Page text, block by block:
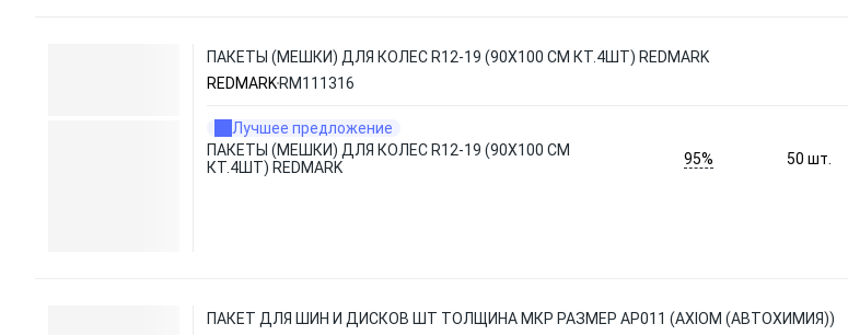
ПАКЕТЫ (МЕШКИ) ДЛЯ КОЛЕС R12-19 (90X100 СМ КТ.4ШТ) REDMARK
REDMARK RM111316
Лучшее предложение
ПАКЕТЫ (МЕШКИ) ДЛЯ КОЛЕС R12-19 (90X100 СМ
КТ.4ШТ) REDMARK
95% 50шт.
ПАКЕТ ДЛЯ ШИН И ДИСКОВ ШТ ТОЛЩИНА МКР РАЗМЕР AP011 (AXIOM (АВТОХИМИЯ))